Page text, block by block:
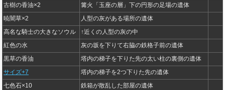
古樹の香油×2
篝火「玉座の層」下の円形の足場の遺体
暁闇草×2
人型の灰がある場所の遺体
高名な騎士の大きなソウル
↑近くの人型の灰の中
紅色の水
灰の坂を下りて右脇の鉄格子前の遺体
黒草の香油
塔内の梯子を下りた先の太い柱の裏側の遺体
サイズ+7
塔内の梯子を2つ下りた先の遺体
七色石×10
鉄箱が散乱した部屋の遺体